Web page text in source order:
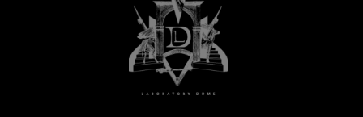
не уступает привычным моделям.
У итальянского производителя
креативный и инновационный подход к
созданию настольных ламп: смелые,
нестандартные формы, яркие и